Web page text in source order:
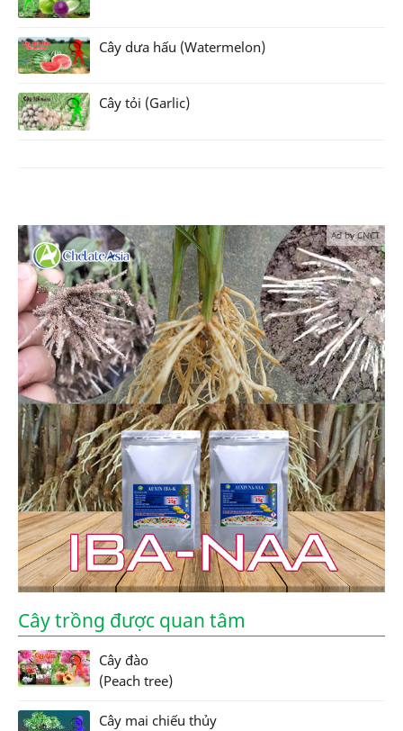
Cây dưa hấu (Watermelon)
Cây tỏi (Garlic)
Ad by CNCT
Cây trồng được quan tâm
Cây đào
(Peach tree)
Cây mai chiếu thủy